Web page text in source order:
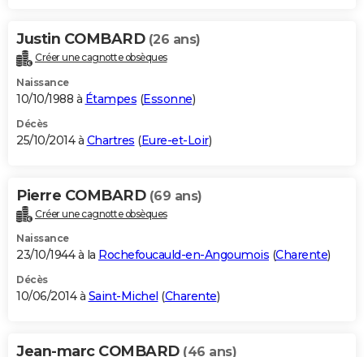
Justin COMBARD (26 ans)
Créer une cagnotte obsèques
Naissance
10/10/1988 à Étampes (Essonne)
Décès
25/10/2014 à Chartres (Eure-et-Loir)
Pierre COMBARD (69 ans)
Créer une cagnotte obsèques
Naissance
23/10/1944 à la Rochefoucauld-en-Angoumois (Charente)
Décès
10/06/2014 à Saint-Michel (Charente)
Jean-marc COMBARD (46 ans)